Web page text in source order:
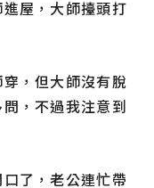
進屋，大師擡頭打
穿，但大師沒有脫
，不過我注意到
了，老公連忙帶